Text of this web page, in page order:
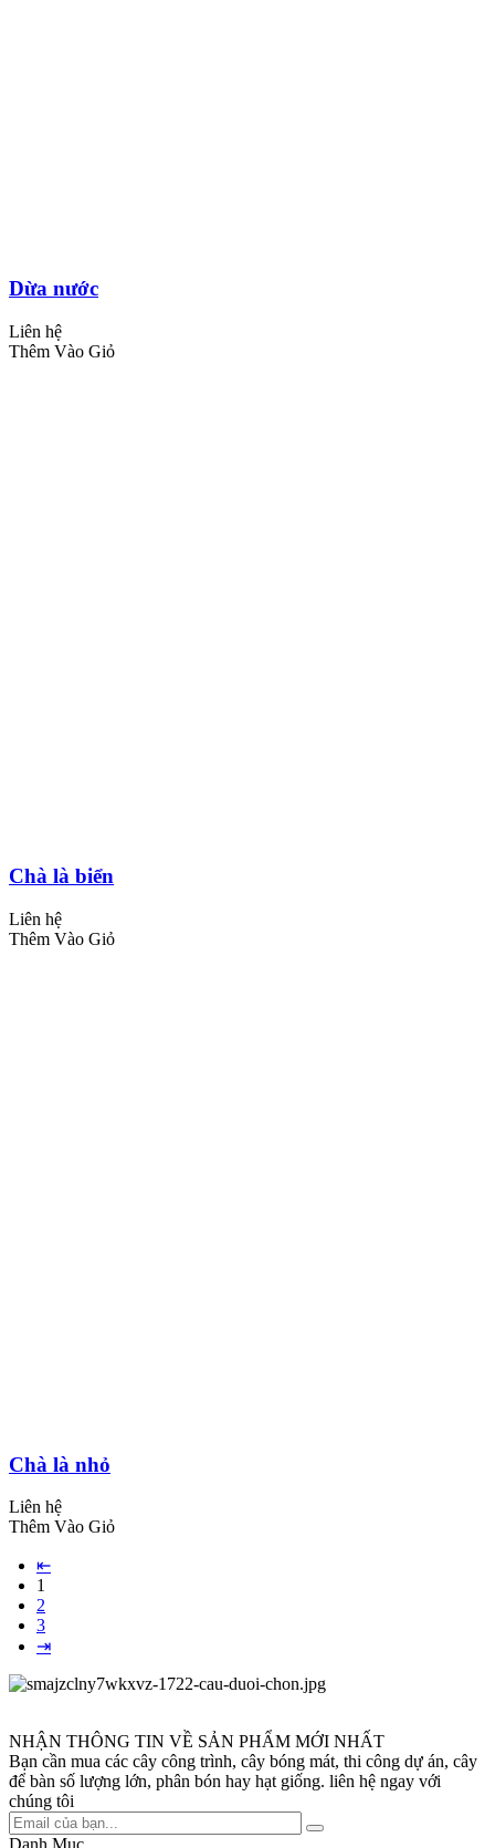
Dừa nước
Liên hệ
Thêm Vào Giỏ
Chà là biển
Liên hệ
Thêm Vào Giỏ
Chà là nhỏ
Liên hệ
Thêm Vào Giỏ
⇤
1
2
3
⇥
NHẬN THÔNG TIN VỀ SẢN PHẨM MỚI NHẤT
Bạn cần mua các cây công trình, cây bóng mát, thi công dự án, cây
để bàn số lượng lớn, phân bón hay hạt giống. liên hệ ngay với
chúng tôi